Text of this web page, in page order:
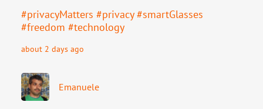
#privacyMatters #privacy #smartGlasses
#freedom #technology
about 2 days ago
Emanuele